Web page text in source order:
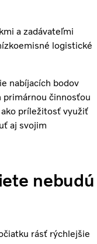
a zadávateľmi
logistické
nabíjacích bodov
primárnou činnosťou
príležitosť využiť
aj svojim
nebudú
rásť rýchlejšie